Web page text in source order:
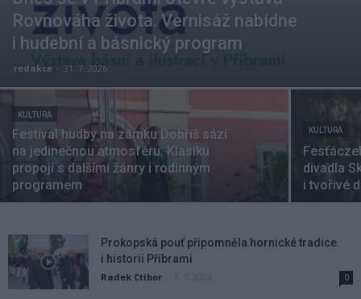
Rovnováha života. Vernisáž nabídne
i hudební a básnický program
redakce - 31. 7. 2026
KULTURA
Festival hudby na zámku Dobříš sází
na jedinečnou atmosféru. Klasiku
propojí s dalšími žánry i rodinným
programem
KULTURA
divadla
i tvořivé
Prokopská pouť připomněla hornické tradice
i historii Příbrami
Radek Ctibor 0